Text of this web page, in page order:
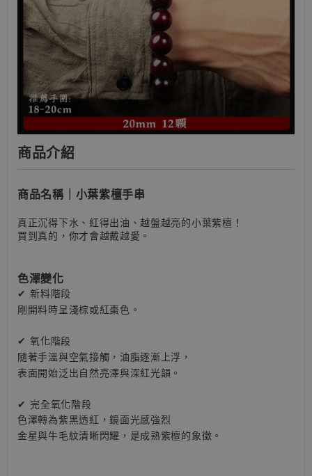
商品介紹
商品名稱 ｜ 小葉紫檀手串
真正沉得下水、紅得出油、越盤越亮的小葉紫檀！
買到真的，你才會越戴越愛。
色澤變化
✔ 新料階段
剛開料時呈淺棕或紅棗色 。
✔ 氧化階段
隨著手溫與空氣接觸，油脂逐漸上浮 ，
表面開始泛出自然亮澤與深紅光韻。
✔ 完全氧化階段
色澤轉為紫黑透紅，鏡面光感強烈
金星與牛毛紋清晰閃耀，是成熟紫檀的象徵 。